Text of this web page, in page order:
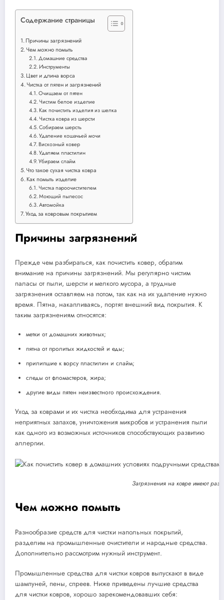
Содержание страницы
Причины загрязнений
Чем можно помыть
Домашние средства
Инструменты
Цвет и длина ворса
Чистка от пятен и загрязнений
Очищаем от пятен
Чистим белое изделие
Как почистить изделия из шелка
Чистка ковра из шерсти
Собираем шерсть
Удаление кошачьей мочи
Вискозный ковер
Удаляем пластилин
Убираем слайм
Что такое сухая чистка ковра
Как помыть изделие
Чистка пароочистителем
Моющий пылесос
Автомойка
Уход за ковровым покрытием
Причины загрязнений
Прежде чем разбираться, как почистить ковер, обратим
внимание на причины загрязнений. Мы регулярно чистим
паласы от пыли, шерсти и мелкого мусора, а трудные
загрязнения оставляем на потом, так как на их удаление нужно
время. Пятна, накапливаясь, портят внешний вид покрытия. К
таким загрязнениям относятся:
метки от домашних животных;
пятна от пролитых жидкостей и еды;
прилипшие к ворсу пластилин и слайм;
следы от фломастеров, жира;
другие виды пятен неизвестного происхождения.
Уход за коврами и их чистка необходима для устранения
неприятных запахов, уничтожения микробов и устранения пыли
как одного из возможных источников способствующих развитию
аллергии.
Загрязнения на ковре имеют
Чем можно помыть
Разнообразие средств для чистки напольных покрытий,
разделим на промышленные очистители и народные средства.
Дополнительно рассмотрим нужный инструмент.
Промышленные средства для чистки ковров выпускают в виде
шампуней, пены, спреев. Ниже приведены лучшие средства
для чистки ковров, хорошо зарекомендовавших себя: